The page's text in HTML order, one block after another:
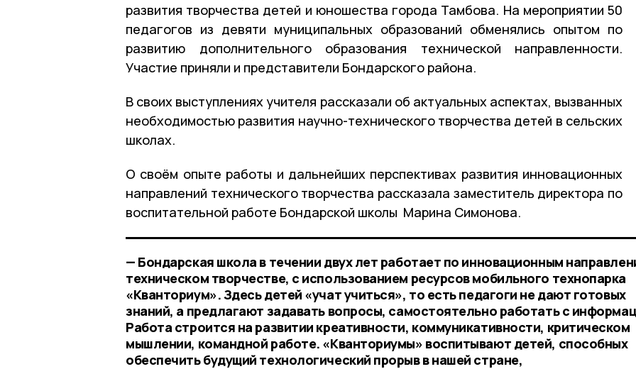
развития творчества детей и юношества города Тамбова. На мероприятии 50
педагогов из девяти муниципальных образований обменялись опытом по
развитию дополнительного образования технической направленности.
Участие приняли и представители Бондарского района.
В своих выступлениях учителя рассказали об актуальных аспектах, вызванных
необходимостью развития научно-технического творчества детей в сельских
школах.
О своём опыте работы и дальнейших перспективах развития инновационных
направлений технического творчества рассказала заместитель директора по
воспитательной работе Бондарской школы Марина Симонова.
— Бондарская школа в течении двух лет работает по инновационным
техническом творчестве, с использованием ресурсов мобильного технопарка
«Кванториум». Здесь детей «учат учиться», то есть педагоги не дают готовых
знаний, а предлагают задавать вопросы, самостоятельно работать с
Работа строится на развитии креативности, коммуникативности, критическом
мышлении, командной работе. «Кванториумы» воспитывают детей, способных
обеспечить будущий технологический прорыв в нашей стране,